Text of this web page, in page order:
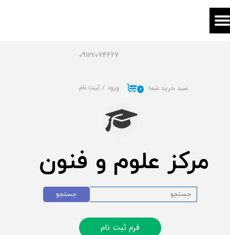
09122074627
مرکز علوم و فنون
۰ سبد خرید شما ورود / ثبت نام
حساب کاربری من
خروج از حساب کاربری
فرم ثبت نام
جستجو